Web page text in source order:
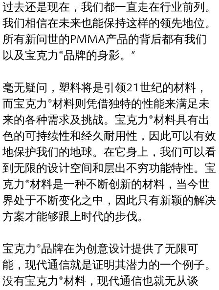
过去还是现在，我们都一直走在行业前列。
我们相信在未来也能保持这样的领先地位。
所有新问世的PMMA产品的背后都有我们
以及宝克力®品牌的身影。”
毫无疑问，塑料将是引领21世纪的材料，
而宝克力®材料则凭借独特的性能来满足未
来的各种需求及挑战。宝克力®材料具有出
色的可持续性和经久耐用性，因此可以有效
地保护我们的地球。在它身上，我们可以看
到无限的设计空间和层出不穷功能特性。宝
克力®材料是一种不断创新的材料，当今世
界处于不断变化之中，因此只有新颖的解决
方案才能够跟上时代的步伐。
宝克力®品牌在为创意设计提供了无限可
能，现代通信就是证明其潜力的一个例子。
没有宝克力®材料，现代通信也就无从谈